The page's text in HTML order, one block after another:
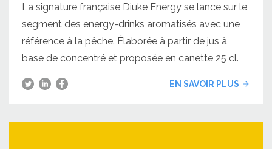
La signature française Diuke Energy se lance sur le
segment des energy-drinks aromatisés avec une
référence à la pêche. Élaborée à partir de jus à
base de concentré et proposée en canette 25 cl.
EN SAVOIR PLUS